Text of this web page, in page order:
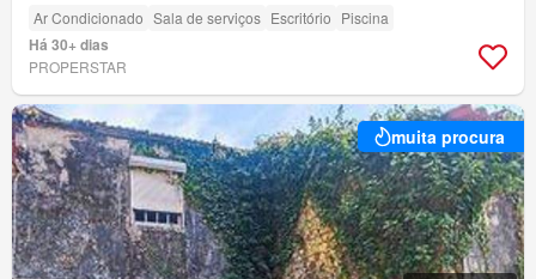
Ar Condicionado Sala de serviços Escritório Piscina
Há 30+ dias
PROPERSTAR
muita procura